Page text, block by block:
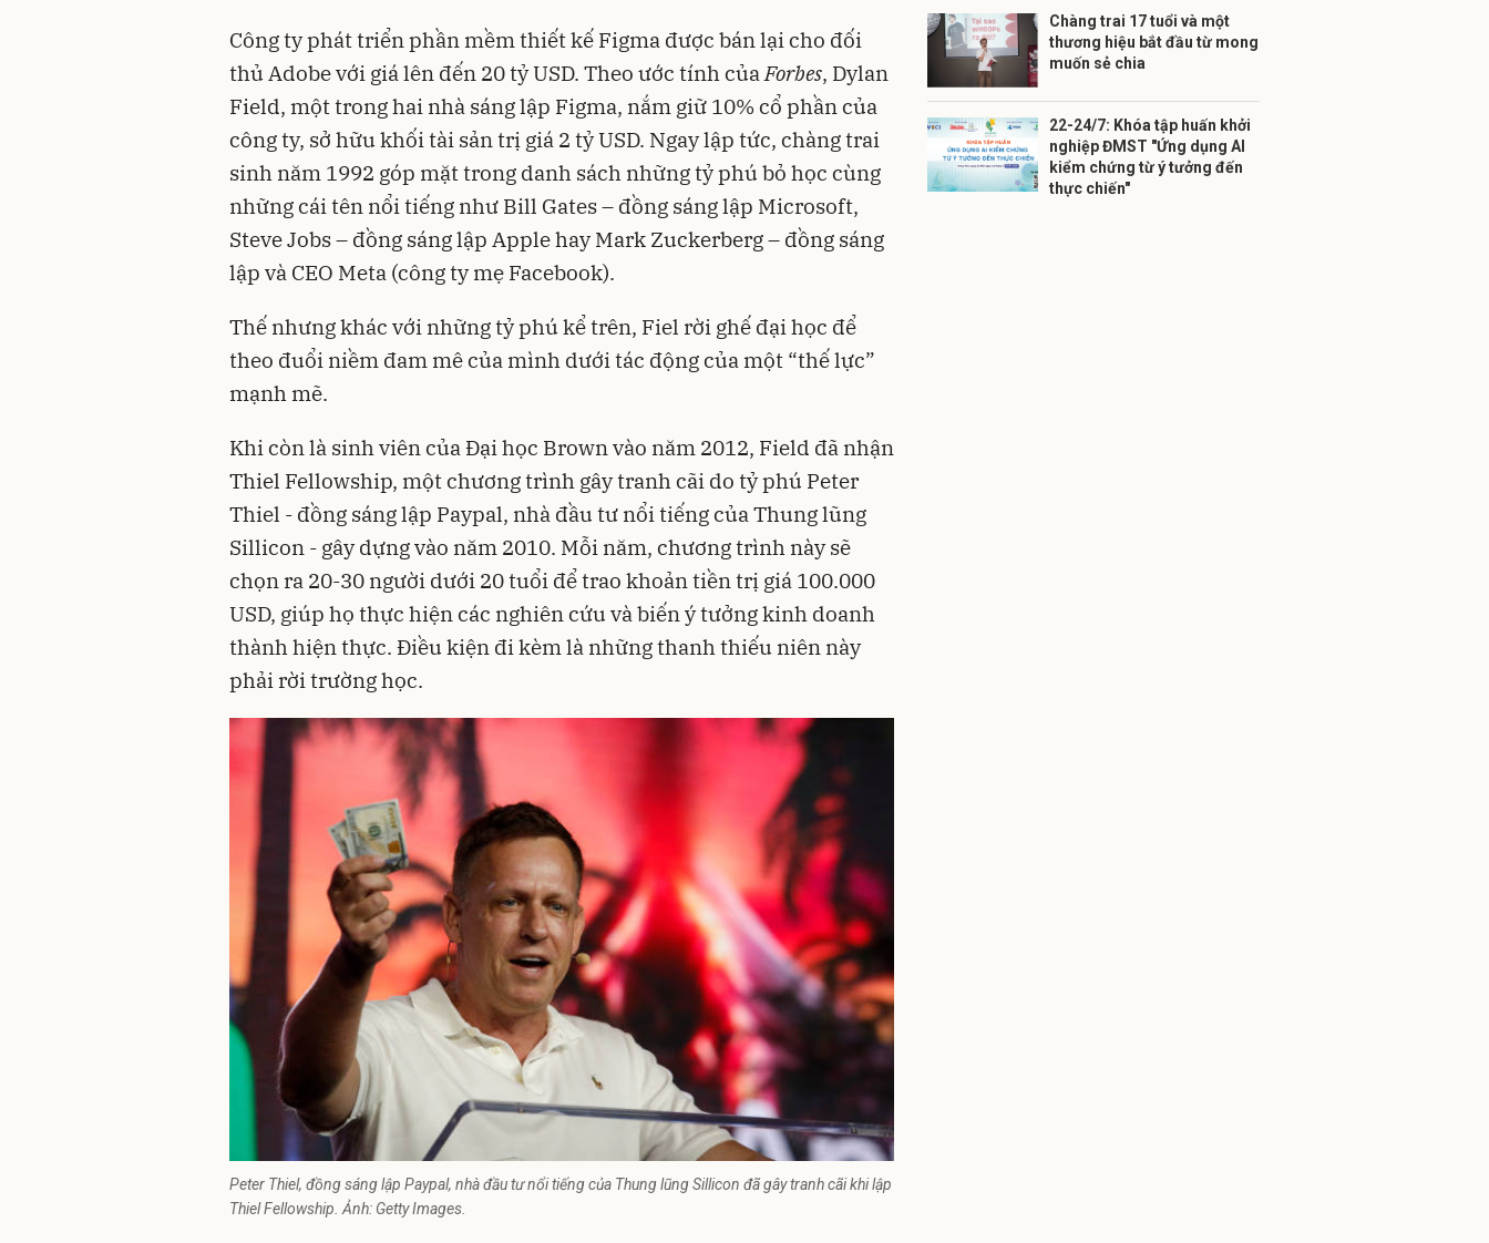
Công ty phát triển phần mềm thiết kế Figma được bán lại cho đối
thủ Adobe với giá lên đến 20 tỷ USD. Theo ước tính của Forbes, Dylan
Field, một trong hai nhà sáng lập Figma, nắm giữ 10% cổ phần của
công ty, sở hữu khối tài sản trị giá 2 tỷ USD. Ngay lập tức, chàng trai
sinh năm 1992 góp mặt trong danh sách những tỷ phú bỏ học cùng
những cái tên nổi tiếng như Bill Gates – đồng sáng lập Microsoft,
Steve Jobs – đồng sáng lập Apple hay Mark Zuckerberg – đồng sáng
lập và CEO Meta (công ty mẹ Facebook).
Thế nhưng khác với những tỷ phú kể trên, Fiel rời ghế đại học để
theo đuổi niềm đam mê của mình dưới tác động của một “thế lực”
mạnh mẽ.
Khi còn là sinh viên của Đại học Brown vào năm 2012, Field đã nhận
Thiel Fellowship, một chương trình gây tranh cãi do tỷ phú Peter
Thiel - đồng sáng lập Paypal, nhà đầu tư nổi tiếng của Thung lũng
Sillicon - gây dựng vào năm 2010. Mỗi năm, chương trình này sẽ
chọn ra 20-30 người dưới 20 tuổi để trao khoản tiền trị giá 100.000
USD, giúp họ thực hiện các nghiên cứu và biến ý tưởng kinh doanh
thành hiện thực. Điều kiện đi kèm là những thanh thiếu niên này
phải rời trường học.
Peter Thiel, đồng sáng lập Paypal, nhà đầu tư nổi tiếng của Thung lũng Sillicon đã gây tranh cãi khi lập
Thiel Fellowship. Ảnh: Getty Images.
Chàng trai 17 tuổi và một
thương hiệu bắt đầu từ mong
muốn sẻ chia
22-24/7: Khóa tập huấn khởi
nghiệp ĐMST "Ứng dụng AI
kiểm chứng từ ý tưởng đến
thực chiến"